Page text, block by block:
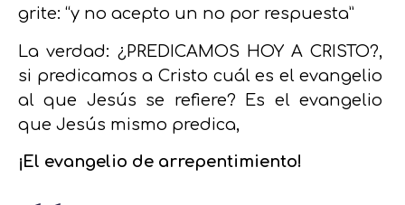
grite: “y no acepto un no por respuesta”
La verdad: ¿PREDICAMOS HOY A CRISTO?,
si predicamos a Cristo cuál es el evangelio
al que Jesús se refiere? Es el evangelio
que Jesús mismo predica,
¡El evangelio de arrepentimiento!